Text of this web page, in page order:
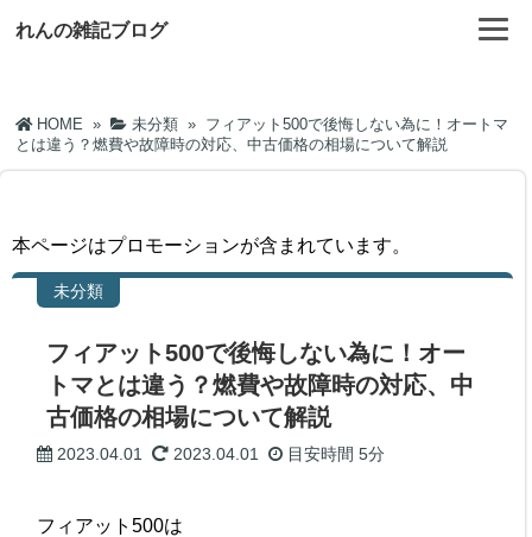
れんの雑記ブログ
HOME » 未分類 » フィアット500で後悔しない為に！オートマ
とは違う？燃費や故障時の対応、中古価格の相場について解説
本ページはプロモーションが含まれています。
未分類
フィアット500で後悔しない為に！オー
トマとは違う？燃費や故障時の対応、中
古価格の相場について解説
2023.04.01 2023.04.01 目安時間5分
フィアット500は